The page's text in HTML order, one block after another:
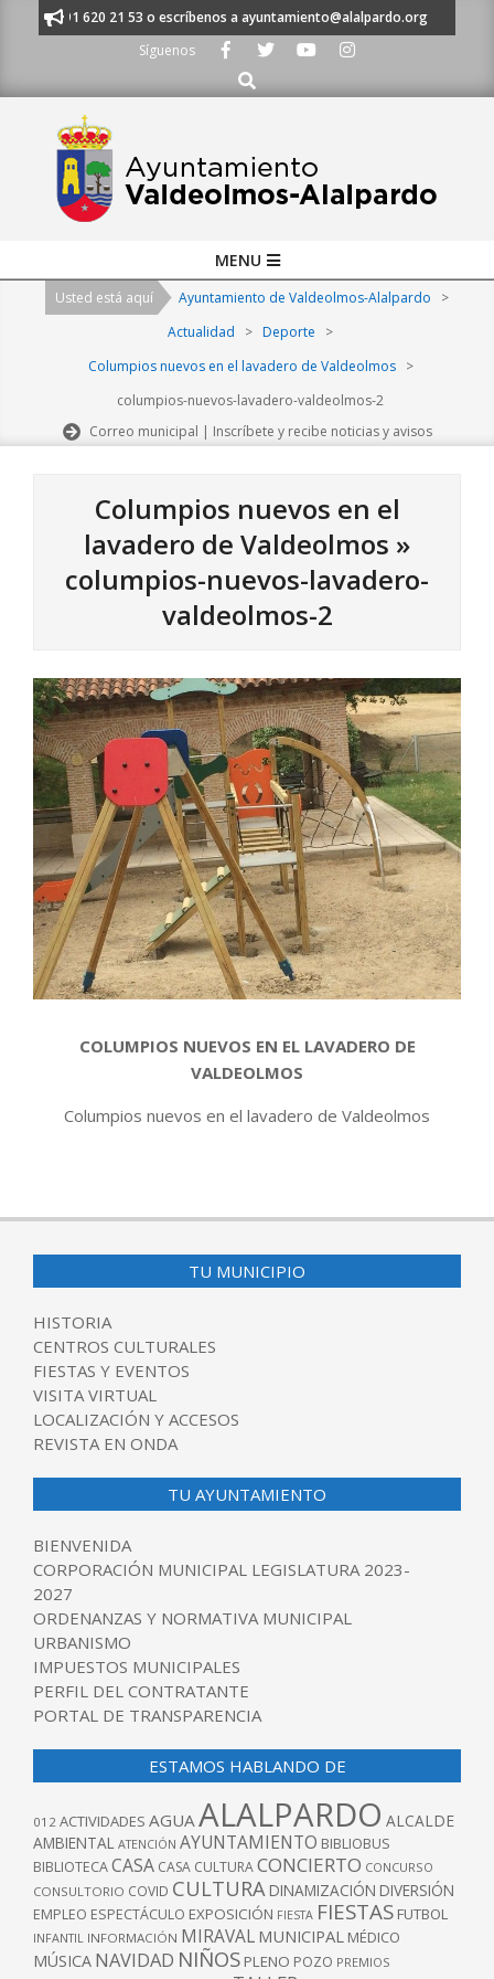
al 91 620 21 53 o escríbenos a ayuntamiento@alalpardo.org
Síguenos
Buscar
Navigation
MENU
Usted está aquí Ayuntamiento de Valdeolmos-Alalpardo
>
Actualidad
> Deporte
>
Columpios nuevos en el lavadero de Valdeolmos
>
columpios-nuevos-lavadero-valdeolmos-2
Correo municipal | Inscríbete y recibe noticias y avisos
Columpios nuevos en el
lavadero de Valdeolmos »
columpios-nuevos-lavadero-
valdeolmos-2
COLUMPIOS NUEVOS EN EL LAVADERO DE
VALDEOLMOS
Columpios nuevos en el lavadero de Valdeolmos
06-
TU MUNICIPIO
HISTORIA
CENTROS CULTURALES
FIESTAS Y EVENTOS
VISITA VIRTUAL
LOCALIZACIÓN Y ACCESOS
REVISTA EN ONDA
TU AYUNTAMIENTO
BIENVENIDA
CORPORACIÓN MUNICIPAL LEGISLATURA 2023-
2027
ORDENANZAS Y NORMATIVA MUNICIPAL
URBANISMO
IMPUESTOS MUNICIPALES
PERFIL DEL CONTRATANTE
PORTAL DE TRANSPARENCIA
ESTAMOS HABLANDO DE
012 ACTIVIDADES AGUAALALPARDO ALCALDE
AMBIENTAL ATENCIÓN AYUNTAMIENTO BIBLIOBUS
BIBLIOTECACASA CASA CULTURACONCIERTO CONCURSO
CONSULTORIO COVID CULTURA DINAMIZACIÓN DIVERSIÓN
EMPLEO ESPECTÁCULO EXPOSICIÓN FIESTA FIESTAS FUTBOL
INFANTIL INFORMACIÓN MIRAVAL MUNICIPAL MÉDICO
MÚSICA NAVIDAD NIÑOS PLENO POZO PREMIOS